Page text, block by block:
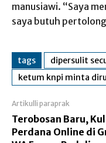
manusiawi. “Saya
saya butuh
tags
dipersulit
ketum knpi minta
Artikulli paraprak
Terobosan Baru,
Perdana Online di